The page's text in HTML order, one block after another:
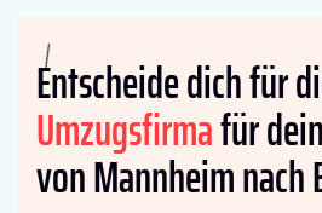
Entscheide dich für
Umzugsfirmafür
von Mannheim nach